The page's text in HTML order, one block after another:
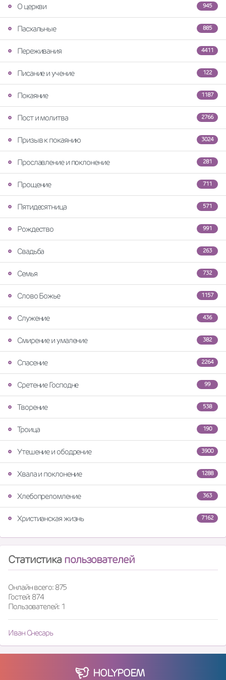
945
О церкви
885
Пасхальные
4411
Переживания
122
Писание и учение
1187
Покаяние
2766
Пост и молитва
3024
Призыв к покаянию
281
Прославление и поклонение
711
Прощение
571
Пятидесятница
991
Рождество
263
Свадьба
732
Семья
1157
Слово Божье
436
Служение
382
Смирение и умаление
2264
Спасение
99
Сретение Господне
538
Творение
190
Троица
3900
Утешение и ободрение
1288
Хвала и поклонение
363
Хлебопреломление
7162
Христианская жизнь
Статистика пользователей
Онлайн всего: 875
Гостей: 874
Пользователей: 1
Иван Снесарь
HOLYPOEM